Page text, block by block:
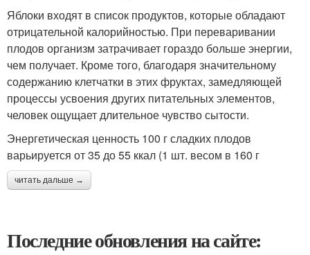
Яблоки входят в список продуктов, которые обладают
отрицательной калорийностью. При переваривании
плодов организм затрачивает гораздо больше энергии,
чем получает. Кроме того, благодаря значительному
содержанию клетчатки в этих фруктах, замедляющей
процессы усвоения других питательных элементов,
человек ощущает длительное чувство сытости.
Энергетическая ценность 100 г сладких плодов
варьируется от 35 до 55 ккал (1 шт. весом в 160 г
читать дальше →
Последние обновления на сайте: